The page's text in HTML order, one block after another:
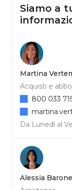
Siamo a
Martina
Acquisti e
Da Lunedì al
800 033
Alessia Barone